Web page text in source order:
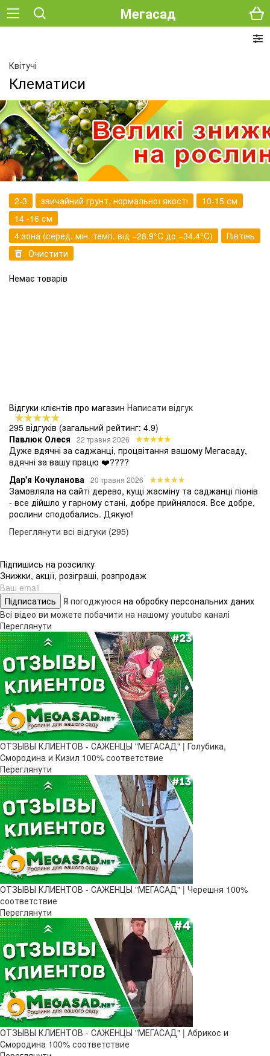
Мегасад
Квітучі
Клематиси
2-3 звичайний грунт, нормальної якості
10-15 см
14 -16 см
4 зона (серед. мін. темп. від −28.9°C до −34.4°C)
Півтінь
Очистити
Немає товарів
Відгуки клієнтів про магазин Написати відгук
295 відгуків (загальний рейтинг: 4.9)
Павлюк Олеся
22 травня 2026
Дуже вдячні за саджанці, процвітання вашому Мегасаду,
вдячні за вашу працю ❤️????
Дар'я Кочуланова
20 травня 2026
Замовляла на сайті дерево, кущі жасміну та саджанці піонів
- все дійшло у гарному стані, добре прийнялося. Все добре,
рослини сподобались. Дякую!
Переглянути всі відгуки (295)
Підпишись на розсилку
Знижки, акції, розіграші, розпродаж
Підписатись Я погоджуюся на обробку персональних даних
Всі відео ви можете побачити на нашому youtube каналі
Переглянути
ОТЗЫВЫ КЛИЕНТОВ - САЖЕНЦЫ "МЕГАСАД" | Голубика,
Смородина и Кизил 100% соответствие
Переглянути
ОТЗЫВЫ КЛИЕНТОВ - САЖЕНЦЫ "МЕГАСАД" | Черешня 100%
соответствие
Переглянути
ОТЗЫВЫ КЛИЕНТОВ - САЖЕНЦЫ "МЕГАСАД" | Абрикос и
Смородина 100% соответствие